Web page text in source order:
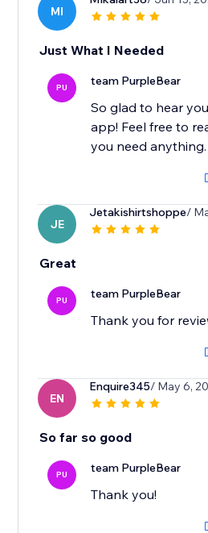
MI
Just What I Needed
PU team PurpleBear
So glad to hear
app! Feel free to
you need anything.
JE
Jetakishirtshoppe/
Great
PU team PurpleBear
Thank you for
EN
Enquire345/ May 6,
So far so good
PU team PurpleBear
Thank you!